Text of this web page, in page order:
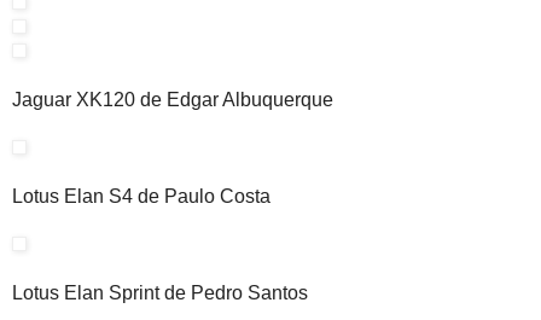
Jaguar XK120 de Edgar Albuquerque
Lotus Elan S4 de Paulo Costa
Lotus Elan Sprint de Pedro Santos